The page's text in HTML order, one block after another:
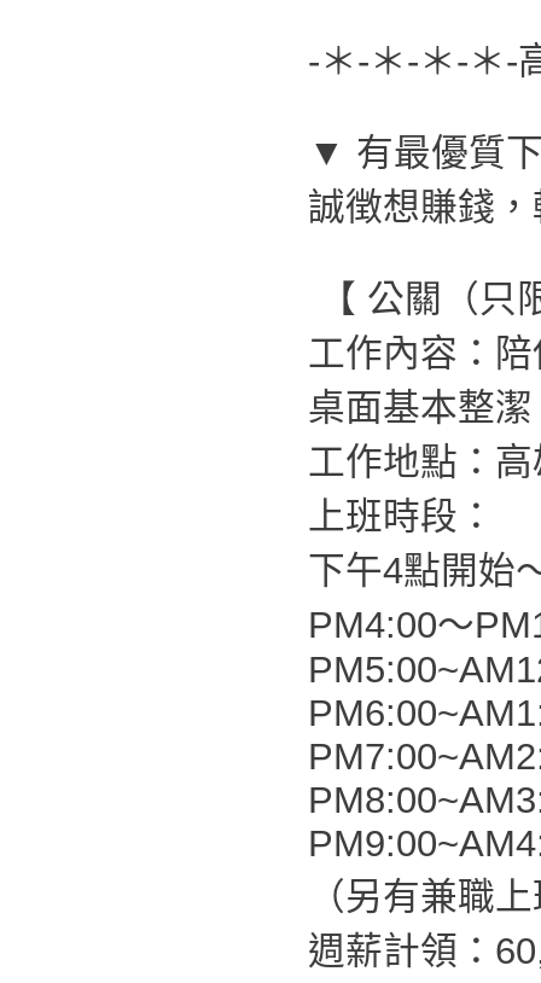
-＊-＊-＊-＊-
▼ 有最優質
誠徴想賺錢
【 公關（只
工作內容：
桌面基本整潔
工作地點：
上班時段：
下午4點開始
PM4:00～
（另有兼職
週薪計領：